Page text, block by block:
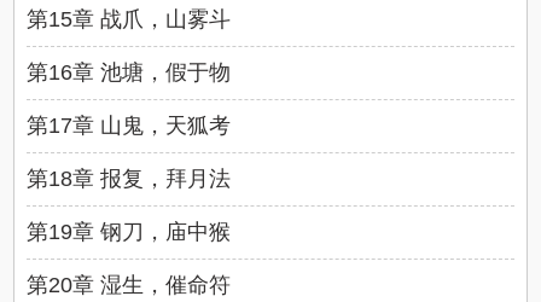
第15章 战爪，山雾斗
第16章 池塘，假于物
第17章 山鬼，天狐考
第18章 报复，拜月法
第19章 钢刀，庙中猴
第20章 湿生，催命符